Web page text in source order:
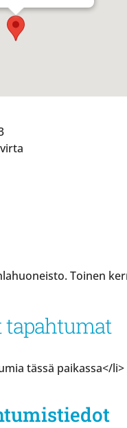
Toinen
tapahtumat
tässä paikassa</li>